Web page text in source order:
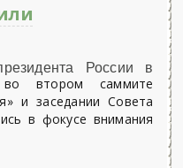
России в
втором саммите
и заседании Совета
в фокусе внимания